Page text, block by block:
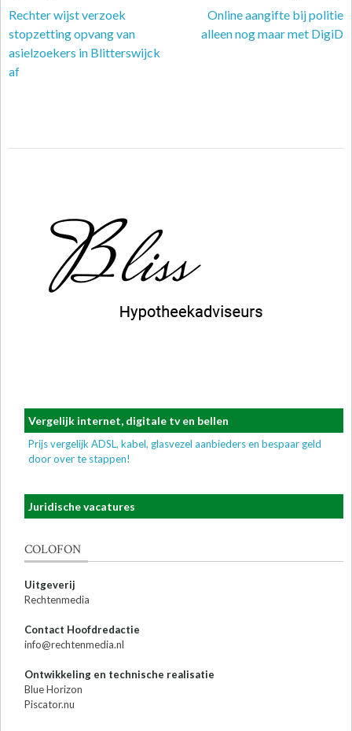
Rechter wijst verzoek
stopzetting opvang van
asielzoekers in Blitterswijck
af
Online aangifte bij politie
alleen nog maar met DigiD
Vergelijk internet, digitale tv en bellen
Prijs vergelijk ADSL, kabel, glasvezel aanbieders en bespaar geld
door over te stappen!
Juridische vacatures
COLOFON
Uitgeverij
Rechtenmedia
Contact Hoofdredactie
info@rechtenmedia.nl
Ontwikkeling en technische realisatie
Blue Horizon
Piscator.nu